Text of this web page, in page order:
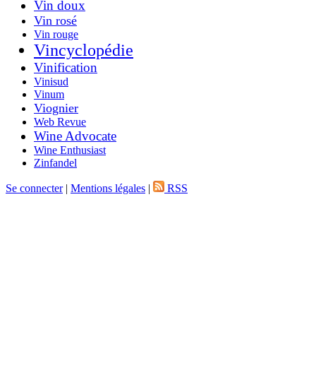
Vin doux
Vin rosé
Vin rouge
Vincyclopédie
Vinification
Vinisud
Vinum
Viognier
Web Revue
Wine Advocate
Wine Enthusiast
Zinfandel
Se connecter| Mentions légales | RSS